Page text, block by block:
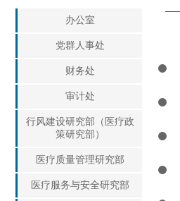
办公室
党群人事处
财务处
审计处
行风建设研究部（医疗政
策研究部）
医疗质量管理研究部
医疗服务与安全研究部